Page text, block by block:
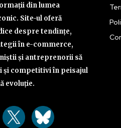
din lumea
Site-ul oferă
despre tendințe,
în e-commerce,
și antreprenorii să
și competitivi în peisajul
evoluție.